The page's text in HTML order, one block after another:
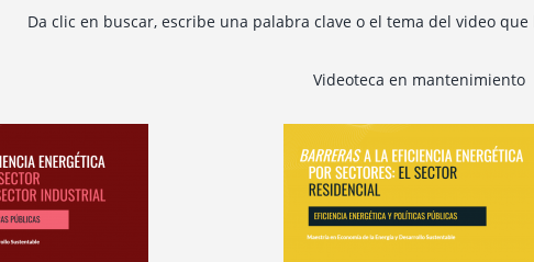
Da clic en buscar, escribe una palabra clave o el tema del video
Videoteca en mantenimiento